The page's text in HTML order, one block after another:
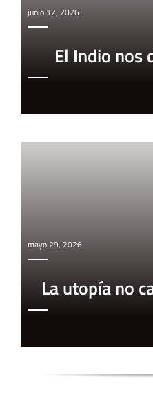
junio 12, 2026
El Indio nos
mayo 29, 2026
La utopía no